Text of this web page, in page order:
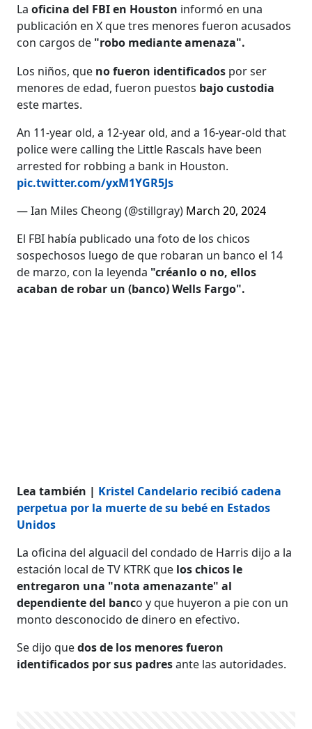
Laoficina del FBI en Houston informó en una
publicación en X que tres menores fueron acusados
con cargos de "robo mediante amenaza".
Los niños, que no fueron identificados por ser
menores de edad, fueron puestos bajo custodia
este martes.
An 11-year old, a 12-year old, and a 16-year-old that
police were calling the Little Rascals have been
arrested for robbing a bank in Houston.
pic.twitter.com/yxM1YGR5Js
— Ian Miles Cheong (@stillgray) March 20, 2024
El FBI había publicado una foto de los chicos
sospechosos luego de que robaran un banco el 14
de marzo, con la leyenda "créanlo o no, ellos
acaban de robar un (banco) Wells Fargo".
Lea también | Kristel Candelario recibió cadena
perpetua por la muerte de su bebé en Estados
Unidos
La oficina del alguacil del condado de Harris dijo a la
estación local de TV KTRK que los chicos le
entregaron una "nota amenazante" al
dependiente del banco y que huyeron a pie con un
monto desconocido de dinero en efectivo.
Se dijo quedos de los menores fueron
identificados por sus padresante las autoridades.